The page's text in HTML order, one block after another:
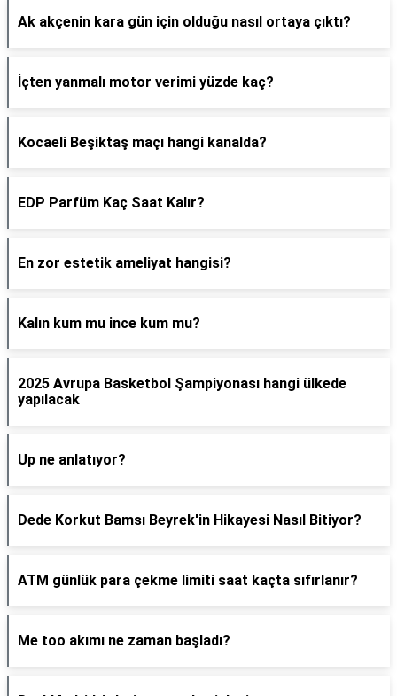
Ak akçenin kara gün için olduğu nasıl ortaya çıktı?
İçten yanmalı motor verimi yüzde kaç?
Kocaeli Beşiktaş maçı hangi kanalda?
EDP Parfüm Kaç Saat Kalır?
En zor estetik ameliyat hangisi?
Kalın kum mu ince kum mu?
2025 Avrupa Basketbol Şampiyonası hangi ülkede
yapılacak
Up ne anlatıyor?
Dede Korkut Bamsı Beyrek'in Hikayesi Nasıl Bitiyor?
ATM günlük para çekme limiti saat kaçta sıfırlanır?
Me too akımı ne zaman başladı?